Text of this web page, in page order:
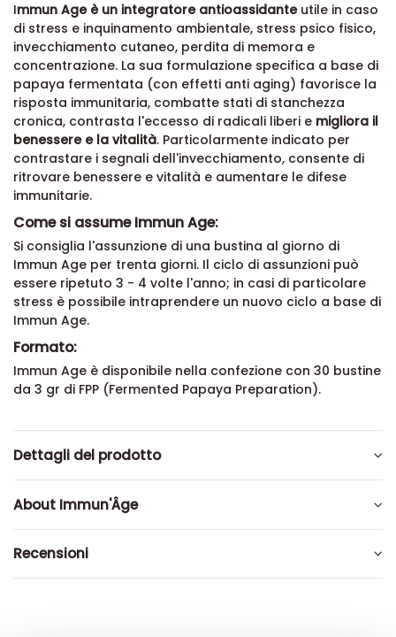
Immun Age è un integratore antioassidanteutile in caso
di stress e inquinamento ambientale, stress psico fisico,
invecchiamento cutaneo, perdita di memora e
concentrazione. La sua formulazione specifica a base di
papaya fermentata (con effetti anti aging) favorisce la
risposta immunitaria, combatte stati di stanchezza
cronica, contrasta l'eccesso di radicali liberi e migliora il
benessere e la vitalità. Particolarmente indicato per
contrastare i segnali dell'invecchiamento, consente di
ritrovare benessere e vitalità e aumentare le difese
immunitarie.
Come si assume Immun Age:
Si consiglia l'assunzione di una bustina al giorno di
Immun Age per trenta giorni. Il ciclo di assunzioni può
essere ripetuto 3 - 4 volte l'anno; in casi di particolare
stress è possibile intraprendere un nuovo ciclo a base di
Immun Age.
Formato:
Immun Age è disponibile nella confezione con 30 bustine
da 3 gr di FPP (Fermented Papaya Preparation).
Dettagli del prodotto
About Immun'Âge
Recensioni